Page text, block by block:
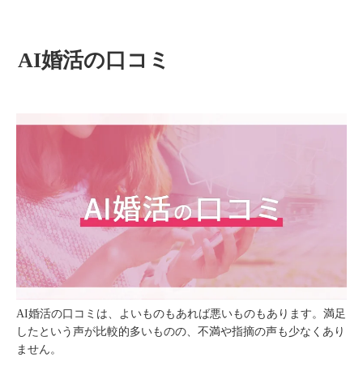
AI婚活の口コミ
AI婚活の口コミは、よいものもあれば悪いものもあります。満足
したという声が比較的多いものの、不満や指摘の声も少なくあり
ません。